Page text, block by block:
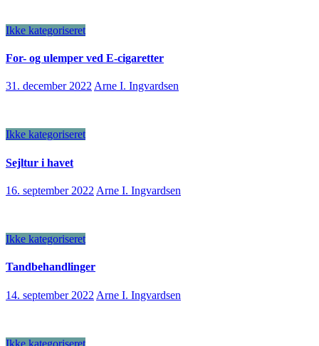
Ikke kategoriseret
For- og ulemper ved E-cigaretter
31. december 2022Arne I. Ingvardsen
Ikke kategoriseret
Sejltur i havet
16. september 2022 Arne I. Ingvardsen
Ikke kategoriseret
Tandbehandlinger
14. september 2022 Arne I. Ingvardsen
Ikke kategoriseret